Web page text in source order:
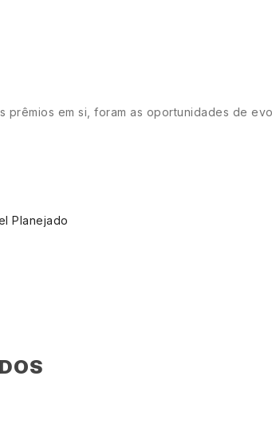
prêmios em si, foram as oportunidades de